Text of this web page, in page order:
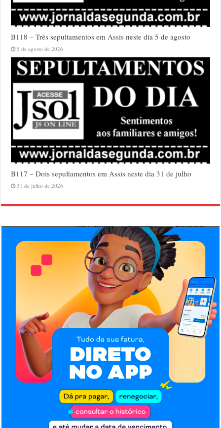
B118 – Três sepultamentos em Assis neste dia 5 de agosto
5 de agosto de 2026
B117 – Dois sepultamentos em Assis neste dia 31 de julho
31 de julho de 2026